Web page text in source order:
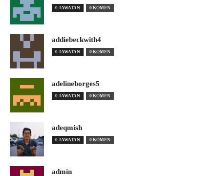
0 JAWATAN 0 KOMEN
addiebeckwith4
0 JAWATAN 0 KOMEN
adelineborges5
0 JAWATAN 0 KOMEN
adeqmish
0 JAWATAN 0 KOMEN
admin